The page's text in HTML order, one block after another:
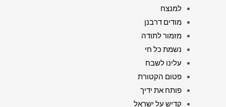
למנצח
מודים דרבנן
מזמור לתודה
נשמת כל חי
עלינו לשבח
פטום הקטורת
פותח את ידיך
קדיש על ישראל